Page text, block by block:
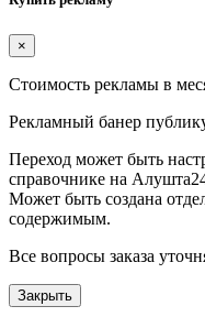
×
Стоимость рекламы в
Рекламный банер
Переход может быть
справочнике на
Может быть создана
содержимым.
Все вопросы заказа
Закрыть